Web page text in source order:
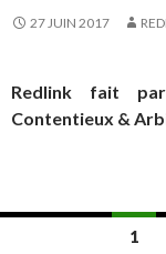
27 JUIN 2017
Redlink fait
Contentieux &
Navigation
1